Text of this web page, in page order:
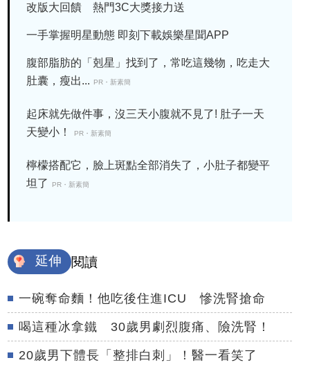
改版大回饋 熱門3C大獎接力送
一手掌握明星動態 即刻下載娛樂星聞APP
腹部脂肪的「剋星」找到了，常吃這幾物，吃走大
肚囊，瘦出...
PR・新素簡
起床就先做件事，沒三天小腹就不見了! 肚子一天
天變小！
PR・新素簡
檸檬搭配它，臉上斑點全部消失了，小肚子都變平
坦了
PR・新素簡
延伸 閱讀
一碗奪命麵！他吃後住進ICU 慘洗腎搶命
喝這種冰拿鐵 30歲男劇烈腹痛、險洗腎！
20歲男下體長「整排白刺」！醫一看笑了